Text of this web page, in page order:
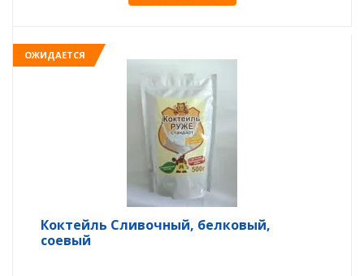
ОЖИДАЕТСЯ
Коктейль Сливочный, белковый,
соевый